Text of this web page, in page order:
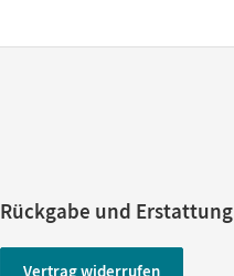
Rückgabe und Erstattung
Vertrag widerrufen